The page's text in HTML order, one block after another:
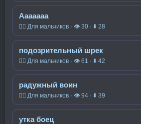
Ааааааа
🧍‍♂️ Для мальчиков · 👁 30 · ⬇ 28
подозрительный шрек
🧍‍♂️ Для мальчиков · 👁 61 · ⬇ 42
радужный воин
🧍‍♂️ Для мальчиков · 👁 94 · ⬇ 39
утка боец